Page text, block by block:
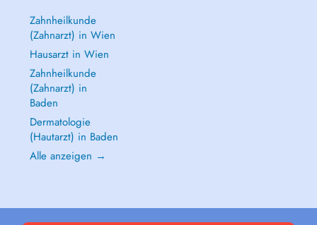
Zahnheilkunde
(Zahnarzt) in Wien
Hausarzt in Wien
Zahnheilkunde
(Zahnarzt) in
Baden
Dermatologie
(Hautarzt) in Baden
Alle anzeigen →